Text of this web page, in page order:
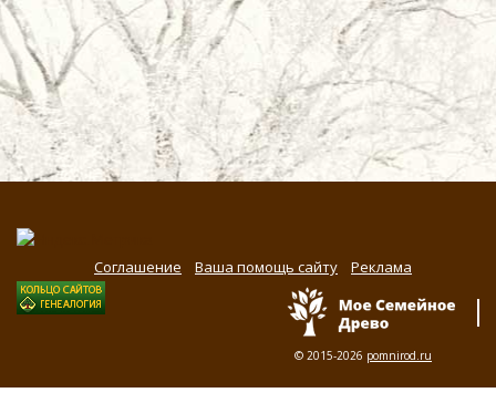
Соглашение Ваша помощь сайту Реклама
© 2015-2026 pomnirod.ru